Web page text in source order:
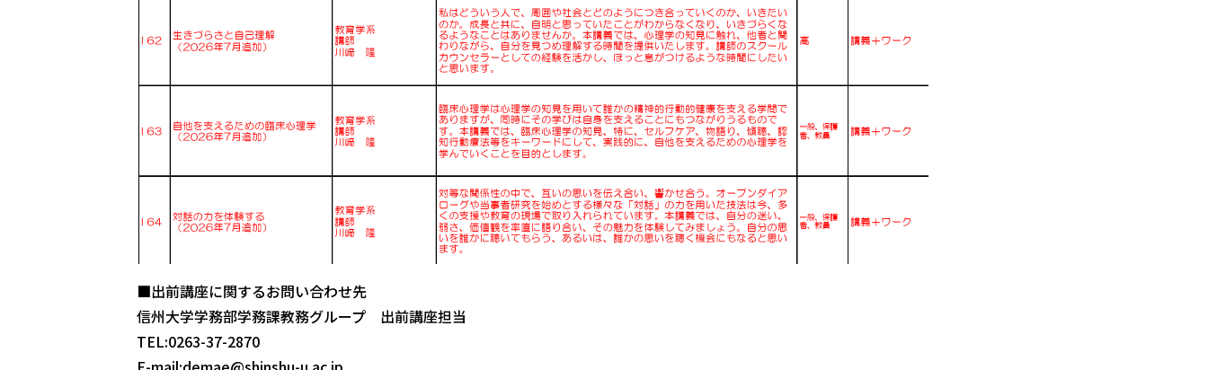
■出前講座に関するお問い合わせ先
信州大学学務部学務課教務グループ 出前講座担当
TEL:0263-37-2870